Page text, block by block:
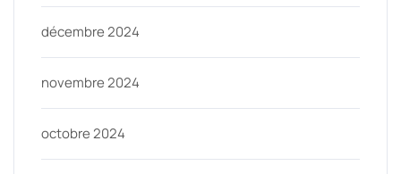
décembre 2024
novembre 2024
octobre 2024